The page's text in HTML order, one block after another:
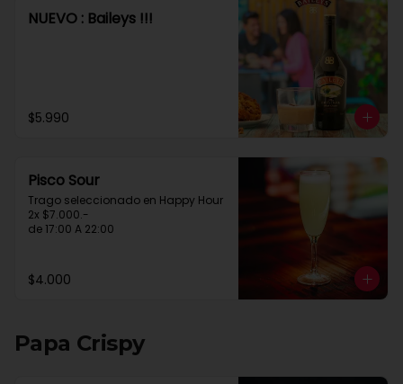
NUEVO : Baileys !!!
$5.990
Pisco Sour
Trago seleccionado en Happy Hour
2x $7.000.-
de 17:00 A 22:00
$4.000
Papa Crispy